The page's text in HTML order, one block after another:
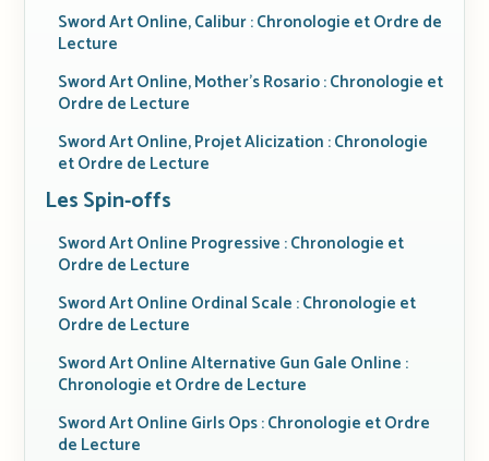
Sword Art Online, Calibur : Chronologie et Ordre de
Lecture
Sword Art Online, Mother’s Rosario : Chronologie et
Ordre de Lecture
Sword Art Online, Projet Alicization : Chronologie
et Ordre de Lecture
Les Spin-offs
Sword Art Online Progressive : Chronologie et
Ordre de Lecture
Sword Art Online Ordinal Scale : Chronologie et
Ordre de Lecture
Sword Art Online Alternative Gun Gale Online :
Chronologie et Ordre de Lecture
Sword Art Online Girls Ops : Chronologie et Ordre
de Lecture